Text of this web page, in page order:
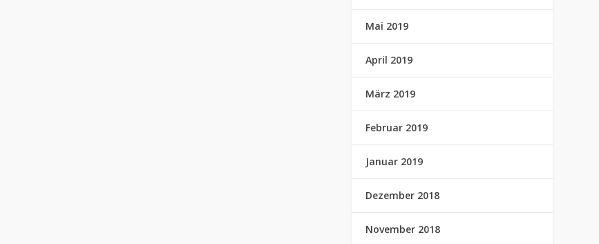
Mai 2019
April 2019
März 2019
Februar 2019
Januar 2019
Dezember 2018
November 2018